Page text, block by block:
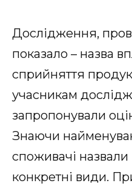
Дослідження,
показало – назва
сприйняття
учасникам
запропонували
Знаючи
споживачі
конкретні види.